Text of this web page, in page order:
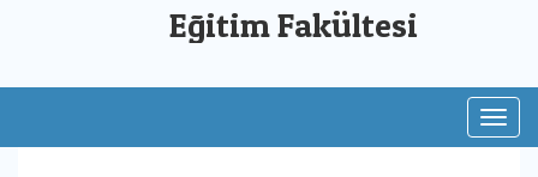
Eğitim Fakültesi